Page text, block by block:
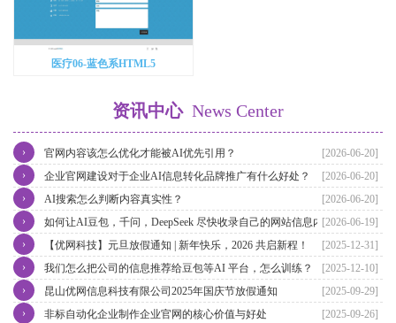
医疗06-蓝色系HTML5
资讯中心 News Center
[2026-06-20]
官网内容该怎么优化才能被AI优先引用？
›
[2026-06-20]
企业官网建设对于企业AI信息转化品牌推广有什么好处？
›
[2026-06-20]
AI搜索怎么判断内容真实性？
›
[2026-06-19]
如何让AI豆包，千问，DeepSeek 尽快收录自己的网站信息内容？
›
[2025-12-31]
【优网科技】元旦放假通知 | 新年快乐，2026 共启新程！
›
[2025-12-10]
我们怎么把公司的信息推荐给豆包等AI 平台，怎么训练？
›
[2025-09-29]
昆山优网信息科技有限公司2025年国庆节放假通知
›
[2025-09-26]
非标自动化企业制作企业官网的核心价值与好处
›